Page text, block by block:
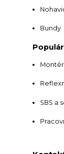
Bundy
SBS a